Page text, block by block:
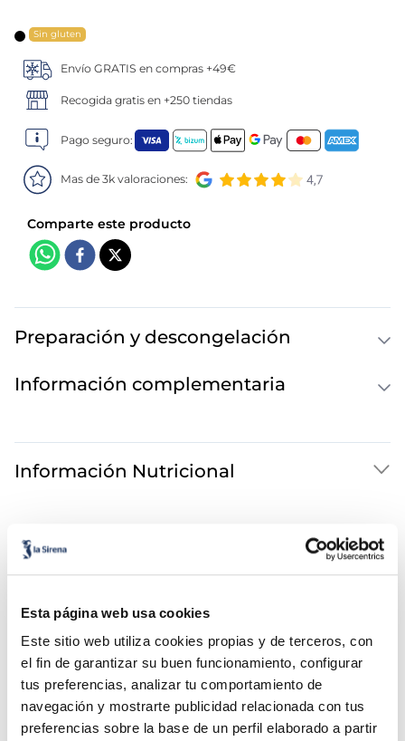
Esta página web usa cookies
Este sitio web utiliza cookies propias y de terceros, con
el fin de garantizar su buen funcionamiento, configurar
tus preferencias, analizar tu comportamiento de
navegación y mostrarte publicidad relacionada con tus
preferencias sobre la base de un perfil elaborado a partir
Sin gluten
Envío GRATIS en compras +49€
Recogida gratis en +250 tiendas
Pago seguro:
Mas de 3k valoraciones:
Preparación y descongelación
Información complementaria
Información Nutricional
También te puede interesar...